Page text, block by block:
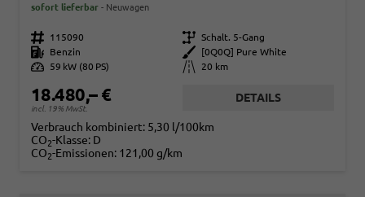
sofort lieferbar Neuwagen
Fahrzeugnr. 115090 Getriebe Schalt. 5-Gang
Kraftstoff
Benzin Außenfarbe
[0Q0Q] Pure White
Leistung
59 kW (80 PS) Kilometerstand 20 km
18.480,– €
incl. 19% MwSt.
DETAILS
Verbrauch kombiniert: 5,30 l/100km
CO2-Klasse: D
CO2-Emissionen: 121,00 g/km